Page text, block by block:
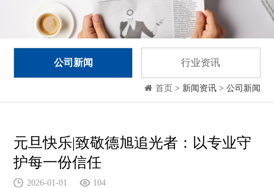
公司新闻 行业资讯
首页 > 新闻资讯 > 公司新闻
元旦快乐|致敬德旭追光者：以专业守
护每一份信任
2026-01-01 104